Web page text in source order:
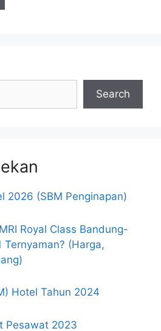
Search
2026 (SBM Penginapan)
Royal Class Bandung-
Ternyaman? (Harga,
Hotel Tahun 2024
Pesawat 2023